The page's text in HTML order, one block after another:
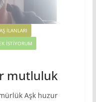
ILANLARI
İSTIYORUM
mutluluk
Aşk huzur